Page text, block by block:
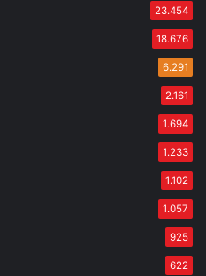
23.454
18.676
6.291
2.161
1.694
1.233
1.102
1.057
925
622